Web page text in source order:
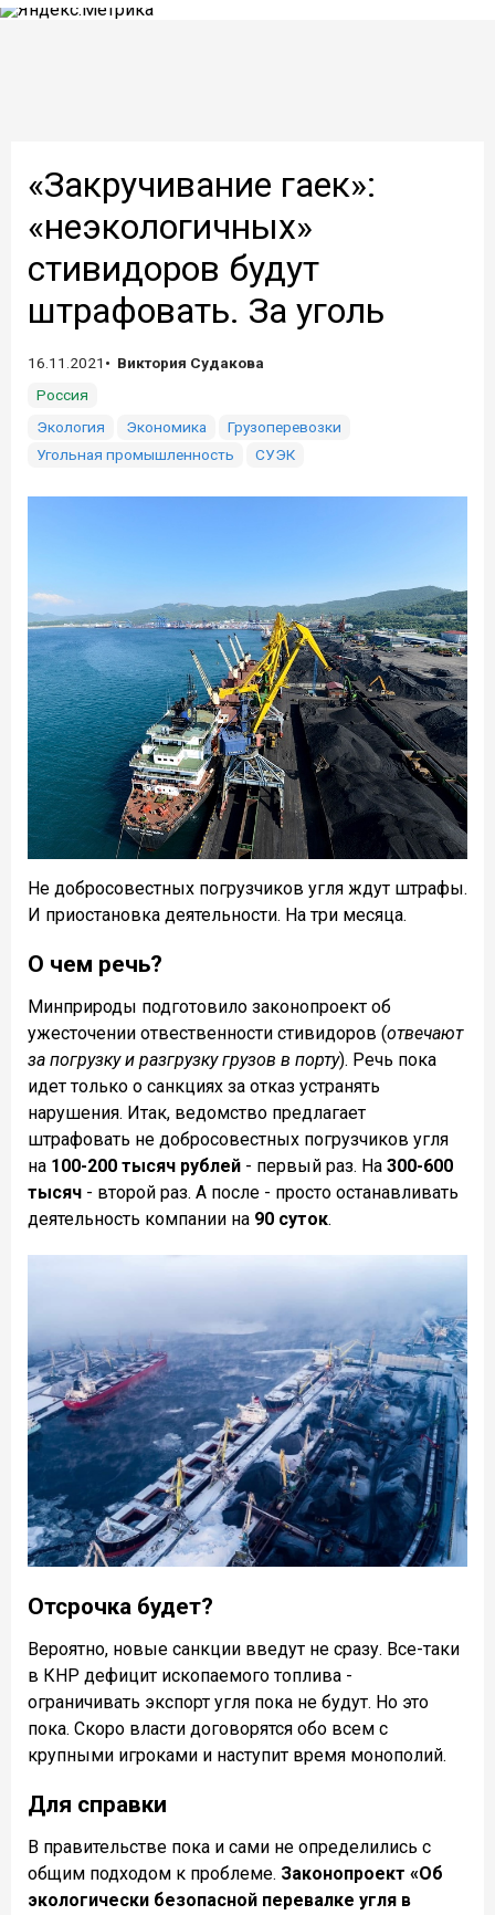
«Закручивание гаек»:
«неэкологичных»
стивидоров будут
штрафовать. За уголь
16.11.2021
Виктория Судакова
Россия
Экология
Экономика
Грузоперевозки
Угольная промышленность
СУЭК
Не добросовестных погрузчиков угля ждут штрафы.
И приостановка деятельности. На три месяца.
О чем речь?
Минприроды подготовило законопроект об
ужесточении отвественности стивидоров (отвечают
за погрузку и разгрузку грузов в порту). Речь пока
идет только о санкциях за отказ устранять
нарушения. Итак, ведомство предлагает
штрафовать не добросовестных погрузчиков угля
на 100-200 тысяч рублей - первый раз. На 300-600
тысяч - второй раз. А после - просто останавливать
деятельность компании на 90 суток.
Отсрочка будет?
Вероятно, новые санкции введут не сразу. Все-таки
в КНР дефицит ископаемого топлива -
ограничивать экспорт угля пока не будут. Но это
пока. Скоро власти договорятся обо всем с
крупными игроками и наступит время монополий.
Для справки
В правительстве пока и сами не определились с
общим подходом к проблеме. Законопроект «Об
экологически безопасной перевалке угля в